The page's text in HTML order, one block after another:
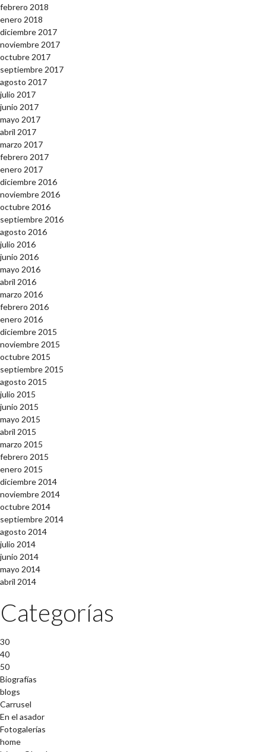
febrero 2018
enero 2018
diciembre 2017
noviembre 2017
octubre 2017
septiembre 2017
agosto 2017
julio 2017
junio 2017
mayo 2017
abril 2017
marzo 2017
febrero 2017
enero 2017
diciembre 2016
noviembre 2016
octubre 2016
septiembre 2016
agosto 2016
julio 2016
junio 2016
mayo 2016
abril 2016
marzo 2016
febrero 2016
enero 2016
diciembre 2015
noviembre 2015
octubre 2015
septiembre 2015
agosto 2015
julio 2015
junio 2015
mayo 2015
abril 2015
marzo 2015
febrero 2015
enero 2015
diciembre 2014
noviembre 2014
octubre 2014
septiembre 2014
agosto 2014
julio 2014
junio 2014
mayo 2014
abril 2014
Categorías
30
40
50
Biografías
blogs
Carrusel
En el asador
Fotogalerías
home